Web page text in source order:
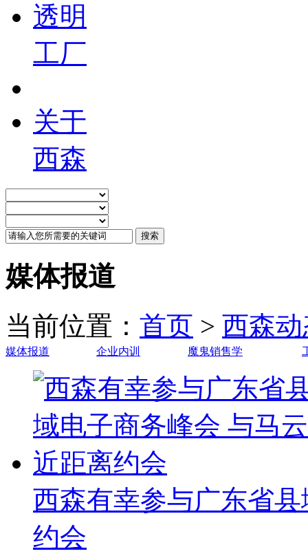
透明
工厂
关于
西森
媒体报道
当前位置： 首页 > 西森
媒体报道 企业内训 魔鬼销售学
西森有幸参与广东省
约会